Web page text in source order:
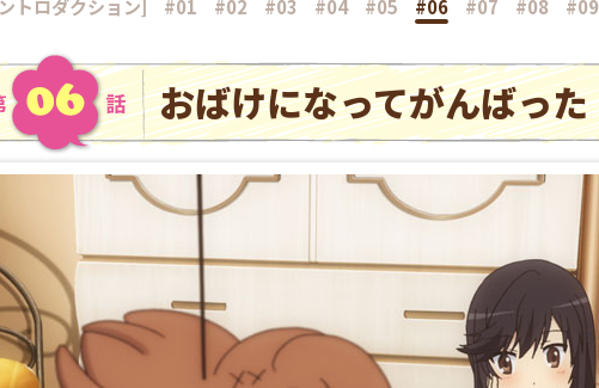
トロダクション] #01 #02 #03 #04 #05 #06 #07 #08 #09
おばけになってがんばった